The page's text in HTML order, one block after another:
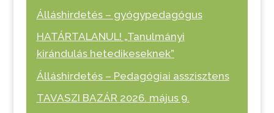
Álláshirdetés – gyógypedagógus
HATÁRTALANUL! „Tanulmányi
kirándulás hetedikeseknek”
Álláshirdetés – Pedagógiai asszisztens
TAVASZI BAZÁR 2026. május 9.